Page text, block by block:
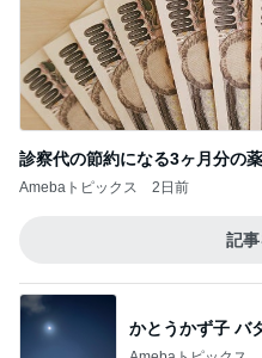
診察代の節約になる3ヶ月分の薬
Amebaトピックス 2日前
記
かとうかず子 バ